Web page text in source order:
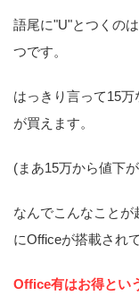
語尾に"U"とつくの
つです。
はっきり言って15万
が買えます。
(まあ15万から値下
なんでこんなことが
にOfficeが搭載され
Office有はお得とい